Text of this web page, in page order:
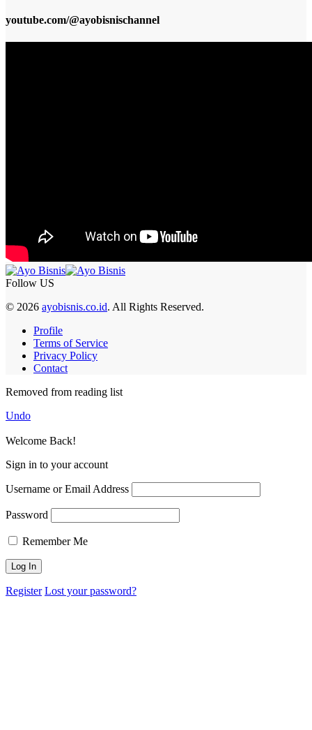
youtube.com/@ayobisnischannel
Follow US
© 2026 ayobisnis.co.id. All Rights Reserved.
Profile
Terms of Service
Privacy Policy
Contact
Removed from reading list
Undo
Welcome Back!
Sign in to your account
Username or Email Address
Password
Remember Me
Register Lost your password?